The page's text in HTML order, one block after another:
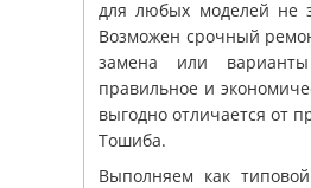
для любых моделей не
Возможен срочный
замена или
правильное и
выгодно отличается от
Тошиба.
Выполняем как